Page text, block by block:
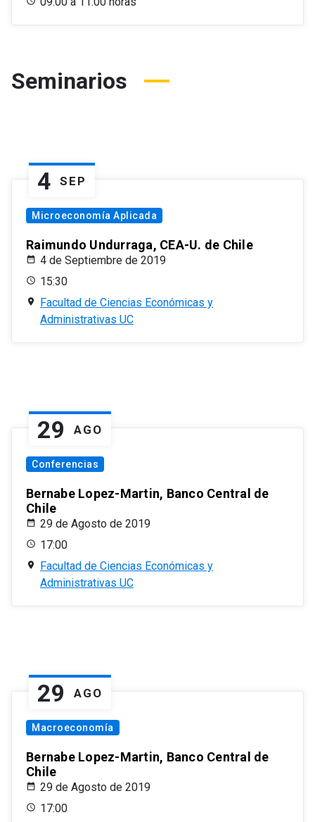
Seminarios
4 SEP
Microeconomía Aplicada
Raimundo Undurraga, CEA-U. de Chile
4 de Septiembre de 2019
15:30
Facultad de Ciencias Económicas y
Administrativas UC
29 AGO
Conferencias
Bernabe Lopez-Martin, Banco Central de
Chile
29 de Agosto de 2019
17:00
Facultad de Ciencias Económicas y
Administrativas UC
29 AGO
Macroeconomía
Bernabe Lopez-Martin, Banco Central de
Chile
29 de Agosto de 2019
17:00